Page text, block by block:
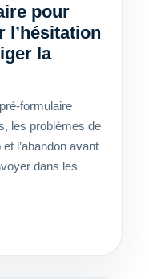
pour
l’hésitation
la
formulaire
les problèmes de
l’abandon avant
dans les